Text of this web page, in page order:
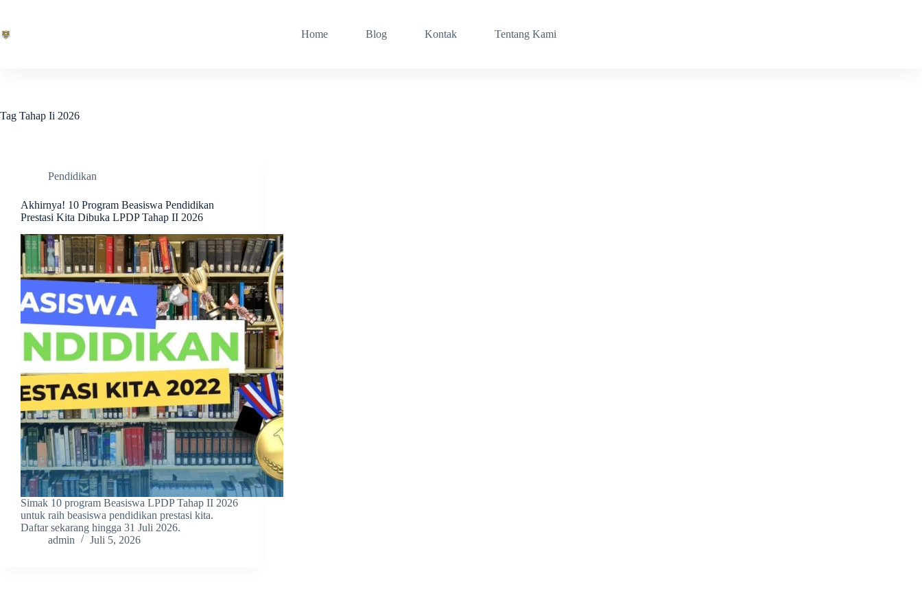
content
Home Blog Kontak Tentang Kami
Tag Tahap Ii 2026
Pendidikan
Akhirnya! 10 Program Beasiswa Pendidikan
Prestasi Kita Dibuka LPDP Tahap II 2026
Simak 10 program Beasiswa LPDP Tahap II 2026
untuk raih beasiswa pendidikan prestasi kita.
Daftar sekarang hingga 31 Juli 2026.
admin
Juli 5, 2026